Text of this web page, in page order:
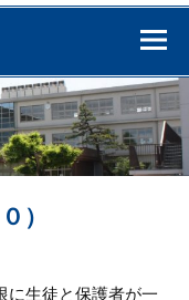
）
に生徒と保護者が一